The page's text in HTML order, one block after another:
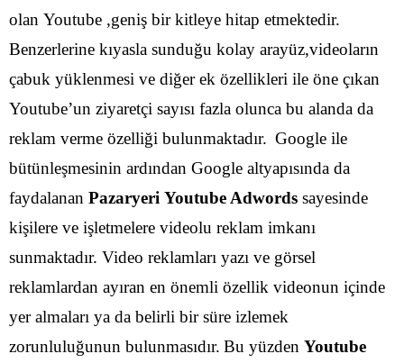
olan Youtube ,geniş bir kitleye hitap etmektedir.
Benzerlerine kıyasla sunduğu kolay arayüz,videoların
çabuk yüklenmesi ve diğer ek özellikleri ile öne çıkan
Youtube’un ziyaretçi sayısı fazla olunca bu alanda da
reklam verme özelliği bulunmaktadır. Google ile
bütünleşmesinin ardından Google altyapısında da
faydalanan Pazaryeri Youtube Adwords sayesinde
kişilere ve işletmelere videolu reklam imkanı
sunmaktadır. Video reklamları yazı ve görsel
reklamlardan ayıran en önemli özellik videonun içinde
yer almaları ya da belirli bir süre izlemek
zorunluluğunun bulunmasıdır. Bu yüzden Youtube